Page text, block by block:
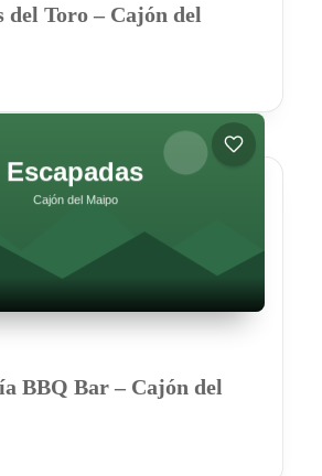
del Toro – Cajón del
BBQ Bar – Cajón del